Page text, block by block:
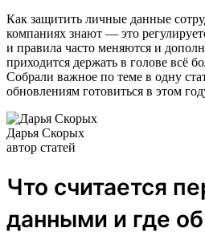
Как защитить личные данные
компаниях знают — это
и правила часто меняются и
приходится держать в голове всё
Собрали важное по теме в одну
обновлениям готовиться в этом
Дарья Скорых
автор статей
Что считается
данными и где